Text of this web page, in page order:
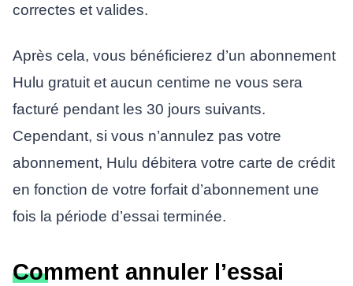
correctes et valides.
Après cela, vous bénéficierez d’un abonnement
Hulu gratuit et aucun centime ne vous sera
facturé pendant les 30 jours suivants.
Cependant, si vous n’annulez pas votre
abonnement, Hulu débitera votre carte de crédit
en fonction de votre forfait d’abonnement une
fois la période d’essai terminée.
Comment annuler l’essai